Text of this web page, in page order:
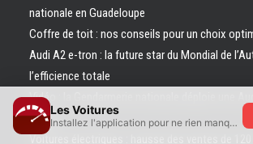
nationale en Guadeloupe
Coffre de toit : nos conseils pour un choix
Audi A2 e-tron : la future star du Mondial de
l’efficience totale
Vidéo : la Gendarmerie nationale déploie une
bandit
Voitures électriques : hausse des ventes de 120
Les Voitures
Installez l'application pour ne rien manquer !